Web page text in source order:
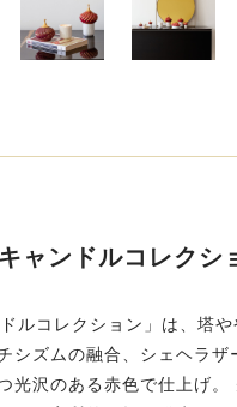
ャンドルコレクシ
ルコレクション」は、塔
シズムの融合、シェヘラザ
光沢のある赤色で仕上げ